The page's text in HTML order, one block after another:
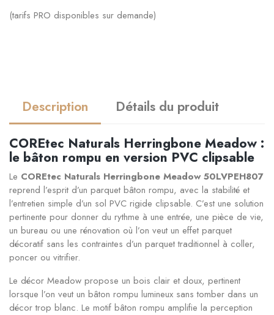
(tarifs PRO disponibles sur demande)
Description Détails du produit
COREtec Naturals Herringbone Meadow :
le bâton rompu en version PVC clipsable
Le COREtec Naturals Herringbone Meadow 50LVPEH807
reprend l’esprit d’un parquet bâton rompu, avec la stabilité et
l’entretien simple d’un sol PVC rigide clipsable. C’est une solution
pertinente pour donner du rythme à une entrée, une pièce de vie,
un bureau ou une rénovation où l’on veut un effet parquet
décoratif sans les contraintes d’un parquet traditionnel à coller,
poncer ou vitrifier.
Le décor Meadow propose un bois clair et doux, pertinent
lorsque l’on veut un bâton rompu lumineux sans tomber dans un
décor trop blanc. Le motif bâton rompu amplifie la perception